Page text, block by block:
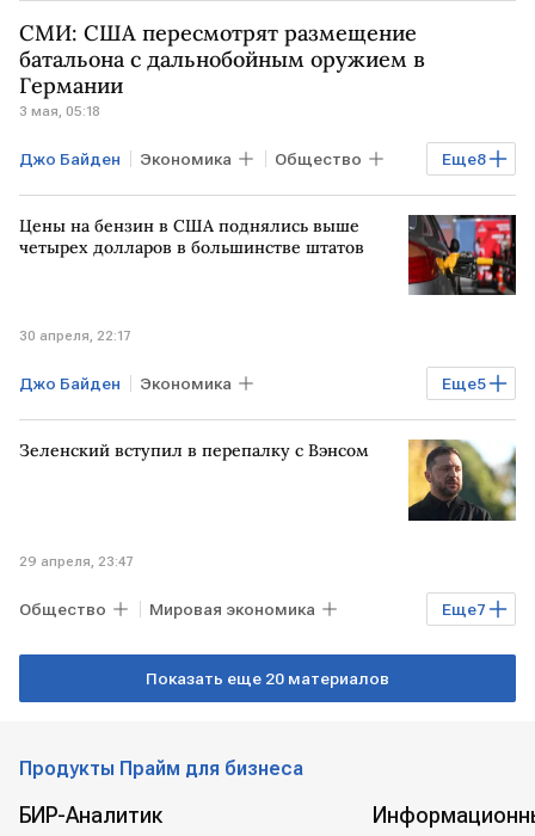
Мировая экономика Общество
УКРАИНА США Киев
Дональд Трамп
СМИ: США пересмотрят размещение
батальона с дальнобойным оружием в
Германии
3 мая, 05:18
Еще8
Джо Байден Экономика Общество
Мировая экономика ГЕРМАНИЯ
США ИРАН Дональд Трамп
Цены на бензин в США поднялись выше
четырех долларов в большинстве штатов
30 апреля, 22:17
Еще5
Джо Байден Экономика
Мировая экономика США
Зеленский вступил в перепалку с Вэнсом
29 апреля, 23:47
Еще7
Общество Мировая экономика
УКРАИНА США Киев
Владимир Зеленский
Показать еще 20 материалов
Продукты Прайм для бизнеса
БИР-Аналитик